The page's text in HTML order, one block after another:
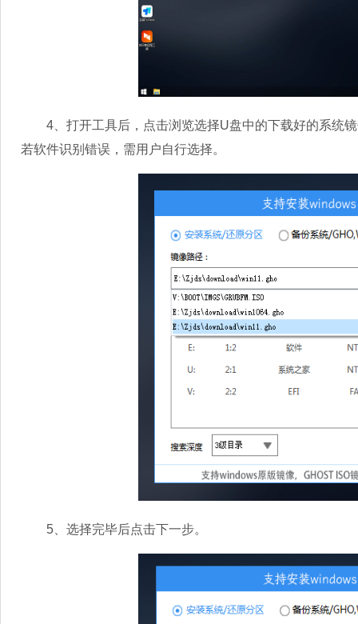
4、打开工具后，点击浏览选择U盘中的下载好的系统镜
若软件识别错误，需用户自行选择。
5、选择完毕后点击下一步。